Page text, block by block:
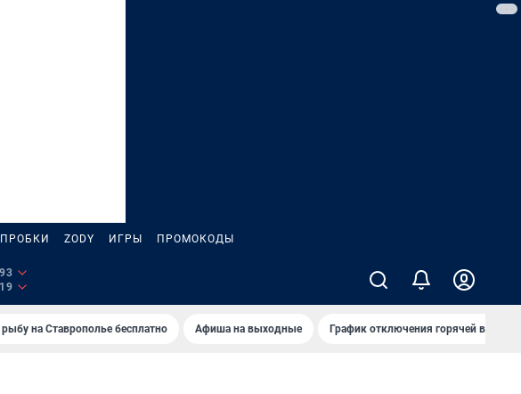
ПРОБКИ ZODY ИГРЫ ПРОМОКОДЫ
рыбу на Ставрополье бесплатно Афиша на выходные График отключения горячей воды в